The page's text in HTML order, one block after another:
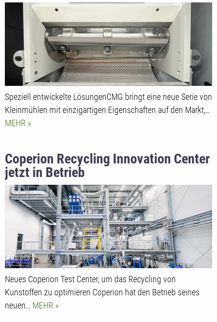
Speziell entwickelte LösungenCMG bringt eine neue Serie von
Kleinmühlen mit einzigartigen Eigenschaften auf den Markt,…
MEHR
Coperion Recycling Innovation Center
jetzt in Betrieb
Neues Coperion Test Center, um das Recycling von
Kunstoffen zu optimieren Coperion hat den Betrieb seines
neuen… MEHR